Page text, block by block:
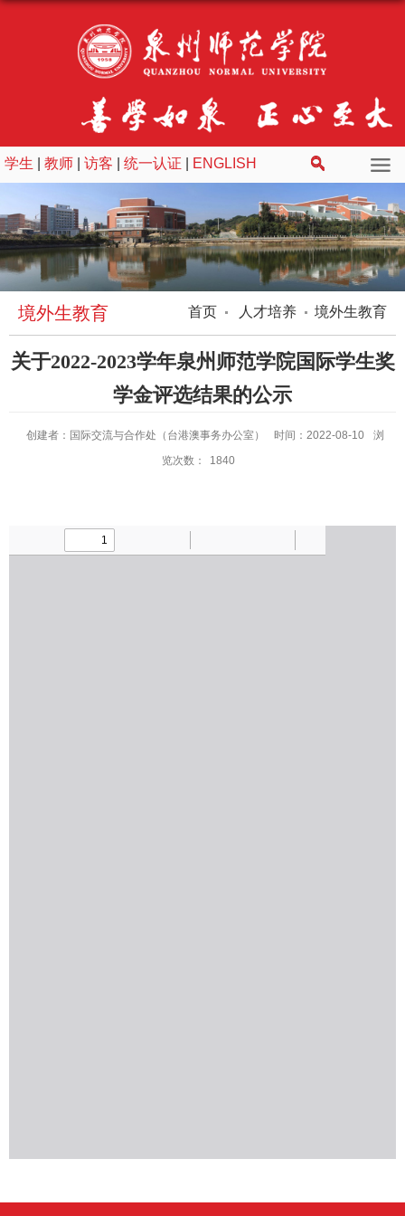
学生 教师 访客 统一认证 ENGLISH
首页 人才培养 境外生教育
境外生教育
关于2022-2023学年泉州师范学院国际学生奖
学金评选结果的公示
创建者：国际交流与合作处（台港澳事务办公室） 时间：2022-08-10
浏
览次数：
1840